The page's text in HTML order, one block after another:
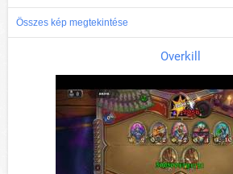
Összes kép megtekintése
Overkill